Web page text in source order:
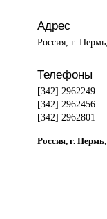
Адрес
Россия, г.
Телефоны
[342] 2962249
[342] 2962456
[342] 2962801
Россия, г.